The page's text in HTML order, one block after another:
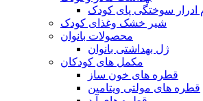
ادرار سوختگی پای کودک
شیر خشک وغذای کودک
محصولات بانوان
ژل بهداشتی بانوان
مکمل های کودکان
قطره های خون ساز
قطره های مولتی ویتامین